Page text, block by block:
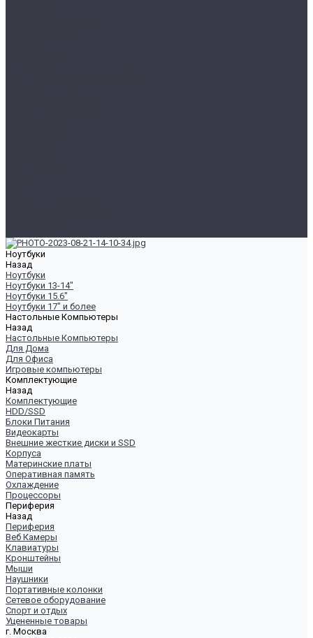
Ноутбуки
Назад
Ноутбуки
Ноутбуки 13-14"
Ноутбуки 15.6"
Ноутбуки 17" и более
Настольные Компьютеры
Назад
Настольные Компьютеры
Для Дома
Для Офиса
Игровые компьютеры
Комплектующие
Назад
Комплектующие
HDD/SSD
Блоки Питания
Видеокарты
Внешние жесткие диски и SSD
Корпуса
Материнские платы
Оперативная память
Охлаждение
Процессоры
Периферия
Назад
Периферия
Веб Камеры
Клавиатуры
Кронштейны
Мыши
Наушники
Портативные колонки
Сетевое оборудование
Спорт и отдых
Уцененные товары
г. Москва